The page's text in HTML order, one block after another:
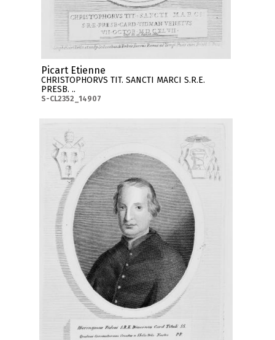
Picart Etienne
CHRISTOPHORVS TIT. SANCTI MARCI S.R.E.
PRESB. ..
S-CL2352_14907